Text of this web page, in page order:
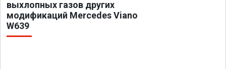
выхлопных газов других
модификаций Mercedes Viano
W639